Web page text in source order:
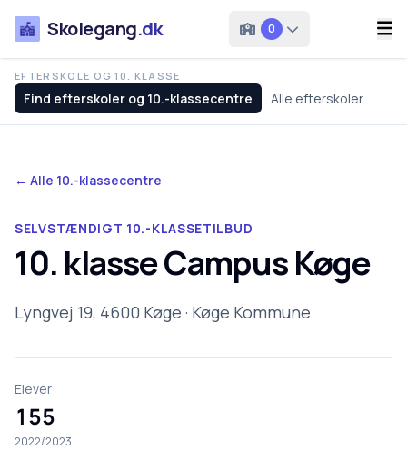
Skolegang.dk 0
EFTERSKOLE OG 10. KLASSE
Find efterskoler og 10.-klassecentre Alle efterskoler
← Alle 10.-klassecentre
SELVSTÆNDIGT 10.-KLASSETILBUD
10. klasse Campus Køge
Lyngvej 19, 4600 Køge · Køge Kommune
Elever
155
2022/2023